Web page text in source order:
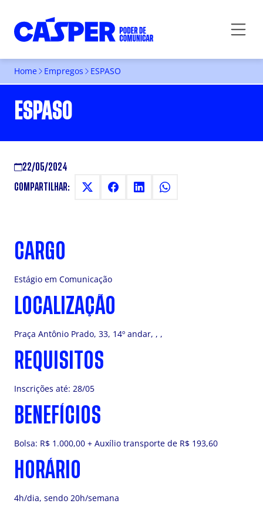
Home Empregos ESPASO
ESPASO
22/05/2024
COMPARTILHAR:
CARGO
Estágio em Comunicação
LOCALIZAÇÃO
Praça Antônio Prado, 33, 14º andar, , ,
REQUISITOS
Inscrições até: 28/05
BENEFÍCIOS
Bolsa: R$ 1.000,00 + Auxílio transporte de R$ 193,60
HORÁRIO
4h/dia, sendo 20h/semana